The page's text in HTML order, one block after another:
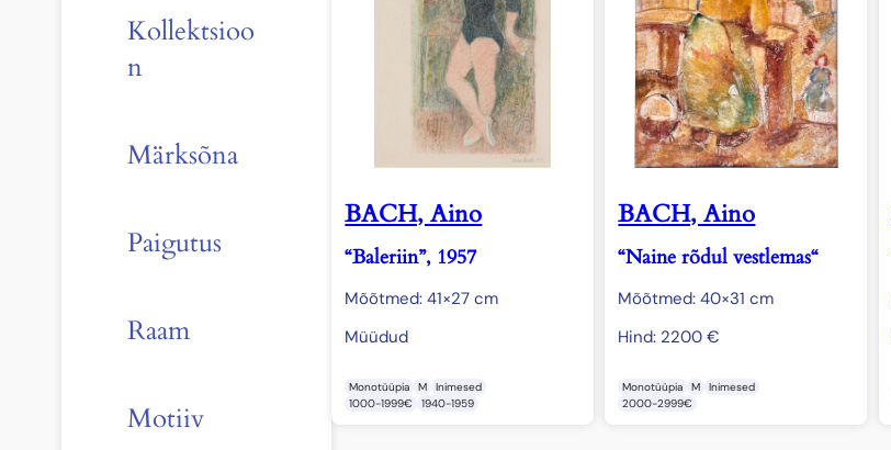
Kollektsioo
n
Märksõna
Paigutus
Raam
Motiiv
BACH, Aino
“Baleriin”, 1957
Mõõtmed: 41×27 cm
Müüdud
Monotüüpia M
Inimesed
1000-1999€
1940-1959
BACH, Aino
“Naine rõdul vestlemas“
Mõõtmed: 40×31 cm
Hind: 2200€
Monotüüpia M
Inimesed
2000-2999€